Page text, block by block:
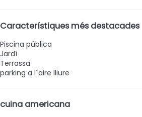
Característiques més destacades
Piscina pública
Jardí
Terrassa
parking a l´aire lliure
cuina americana